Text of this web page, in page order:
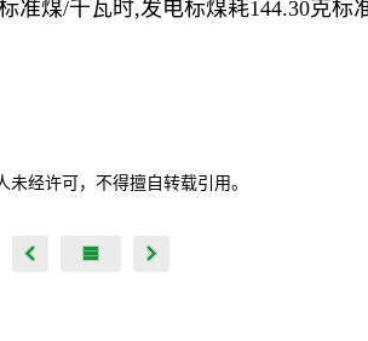
准煤/千瓦时,发电标煤耗144.30克标
经许可，不得擅自转载引用。